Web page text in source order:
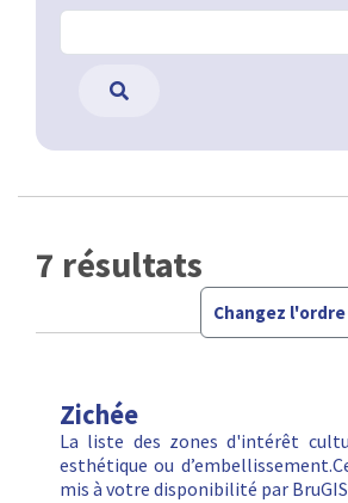
7 résultats
Changez l'ordre
Zichée
La liste des zones d'intérêt
esthétique ou
mis à votre disponibilité par